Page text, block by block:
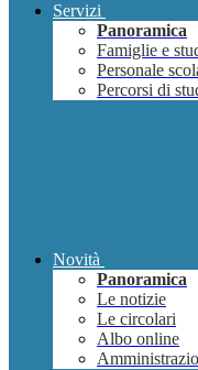
Servizi
Panoramica
Famiglie e
Personale
Percorsi di
Novità
Panoramica
Le notizie
Le circolari
Albo online